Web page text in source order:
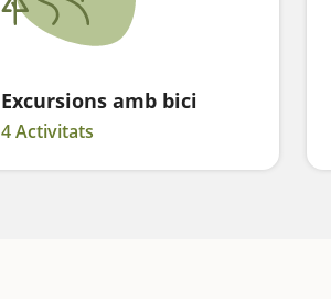
Excursions amb bici
4 Activitats